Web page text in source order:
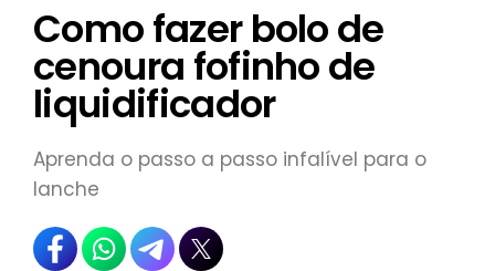
Como fazer bolo de
cenoura fofinho de
liquidificador
Aprenda o passo a passo infalível para o
lanche